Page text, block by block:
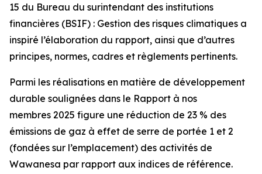
15 du Bureau du surintendant des institutions
financières (BSIF) : Gestion des risques climatiques a
inspiré l’élaboration du rapport, ainsi que d’autres
principes, normes, cadres et règlements pertinents.
Parmi les réalisations en matière de développement
durable soulignées dans le Rapport à nos
membres 2025 figure une réduction de 23 % des
émissions de gaz à effet de serre de portée 1 et 2
(fondées sur l’emplacement) des activités de
Wawanesa par rapport aux indices de référence.